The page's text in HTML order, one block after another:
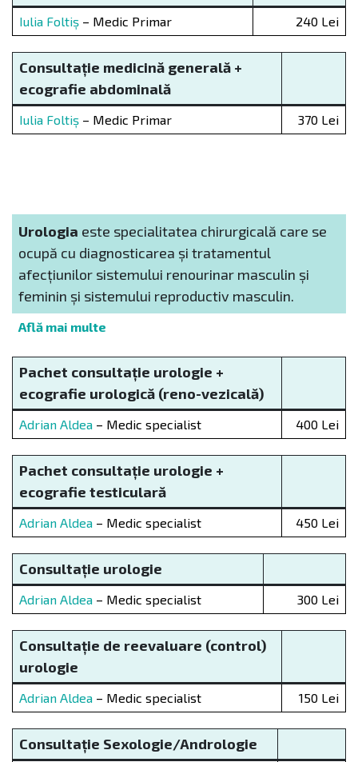
Iulia Foltiș – Medic Primar 240 Lei
Consultație medicină generală +
ecografie abdominală
Iulia Foltiș – Medic Primar 370 Lei
Urologia este specialitatea chirurgicală care se
ocupă cu diagnosticarea și tratamentul
afecțiunilor sistemului renourinar masculin și
feminin și sistemului reproductiv masculin.
Află mai multe
Pachet consultație urologie +
ecografie urologică (reno-vezicală)
Adrian Aldea – Medic specialist 400 Lei
Pachet consultație urologie +
ecografie testiculară
Adrian Aldea – Medic specialist 450 Lei
Consultație urologie
Adrian Aldea – Medic specialist 300 Lei
Consultație de reevaluare (control)
urologie
Adrian Aldea – Medic specialist 150 Lei
Consultație Sexologie/Andrologie